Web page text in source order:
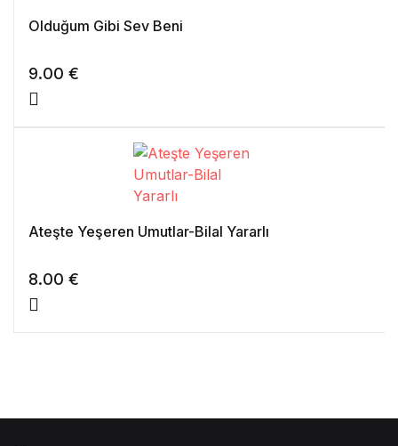
Olduğum Gibi Sev Beni
9.00 €
Ateşte Yeşeren Umutlar-Bilal Yararlı
8.00 €